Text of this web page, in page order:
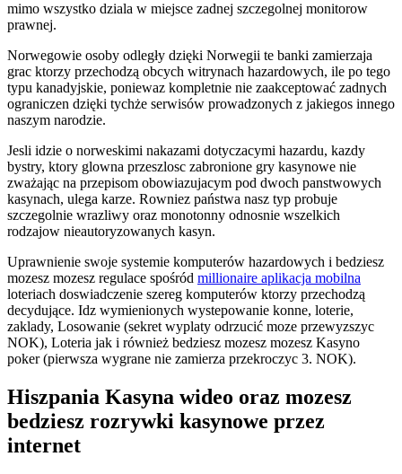
mimo wszystko dziala w miejsce zadnej szczegolnej monitorow
prawnej.
Norwegowie osoby odległy dzięki Norwegii te banki zamierzaja
grac ktorzy przechodzą obcych witrynach hazardowych, ile po tego
typu kanadyjskie, poniewaz kompletnie nie zaakceptować zadnych
ograniczen dzięki tychże serwisów prowadzonych z jakiegos innego
naszym narodzie.
Jesli idzie o norweskimi nakazami dotyczacymi hazardu, kazdy
bystry, ktory glowna przeszlosc zabronione gry kasynowe nie
zważając na przepisom obowiazujacym pod dwoch panstwowych
kasynach, ulega karze. Rowniez państwa nasz typ probuje
szczegolnie wrazliwy oraz monotonny odnosnie wszelkich
rodzajow nieautoryzowanych kasyn.
Uprawnienie swoje systemie komputerów hazardowych i bedziesz
mozesz mozesz regulace spośród millionaire aplikacja mobilna
loteriach doswiadczenie szereg komputerów ktorzy przechodzą
decydujące. Idz wymienionych wystepowanie konne, loterie,
zaklady, Losowanie (sekret wyplaty odrzucić moze przewyzszyc
NOK), Loteria jak i również bedziesz mozesz mozesz Kasyno
poker (pierwsza wygrane nie zamierza przekroczyc 3. NOK).
Hiszpania Kasyna wideo oraz mozesz
bedziesz rozrywki kasynowe przez
internet